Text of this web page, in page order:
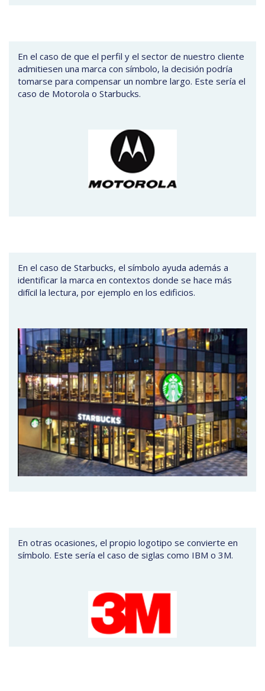
En el caso de que el perfil y el sector de nuestro cliente
admitiesen una marca con símbolo, la decisión podría
tomarse para compensar un nombre largo. Este sería el
caso de Motorola o Starbucks.
En el caso de Starbucks, el símbolo ayuda además a
identificar la marca en contextos donde se hace más
difícil la lectura, por ejemplo en los edificios.
En otras ocasiones, el propio logotipo se convierte en
símbolo. Este sería el caso de siglas como IBM o 3M.